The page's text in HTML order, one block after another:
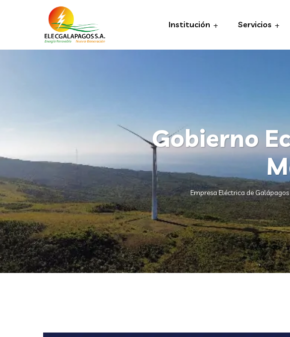
Institución Servicios
Gobierno
Empresa Eléctrica de Galápagos